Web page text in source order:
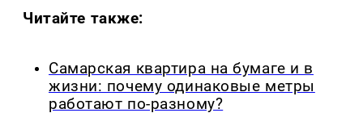
Читайте также:
Самарская квартира на бумаге и в
жизни: почему одинаковые метры
работают по-разному?